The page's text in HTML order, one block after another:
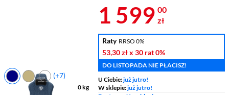
(+7)
Maksymalne obciążenie
150 kg
Cena 1 599
1 599 00
zł
Raty RRSO 0%
53,30 złx 30 rat0%
DO LISTOPADA NIE PŁACISZ!
U Ciebie:już jutro!
W sklepie:już jutro!